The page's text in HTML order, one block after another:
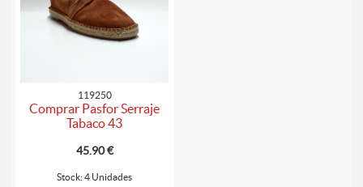
119250
Comprar Pasfor Serraje
Tabaco 43
45.90 €
Stock: 4 Unidades